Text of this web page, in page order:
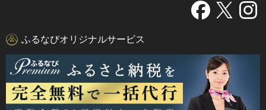
ふるなびオリジナルサービス